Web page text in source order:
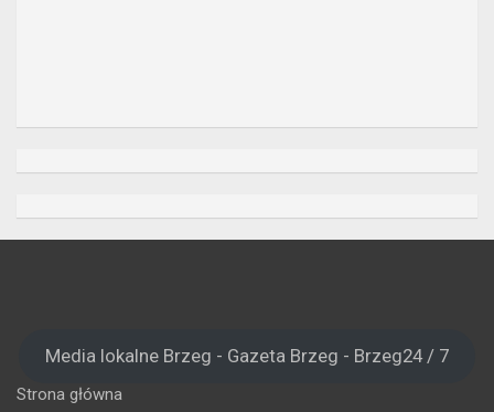
Media lokalne Brzeg - Gazeta Brzeg - Brzeg24 / 7
Strona główna